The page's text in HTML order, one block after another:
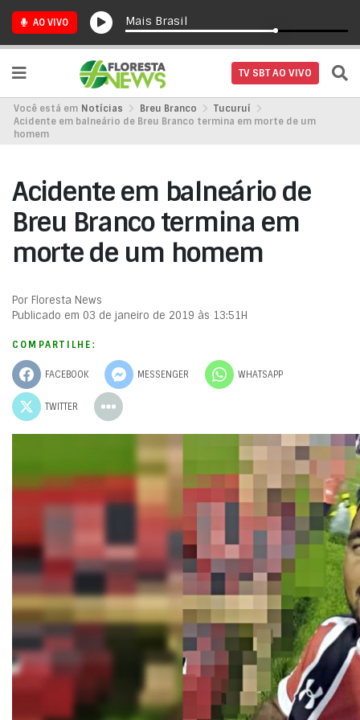
AO VIVO Mais Brasil
TV SBT AO VIVO
Você está em Notícias Breu Branco
Tucuruí
Acidente em balneário de Breu Branco termina em morte de um
homem
Acidente em balneário de
Breu Branco termina em
morte de um homem
Por Floresta News
Publicado em 03 de janeiro de 2019 às 13:51H
COMPARTILHE:
FACEBOOK MESSENGER WHATSAPP
TWITTER